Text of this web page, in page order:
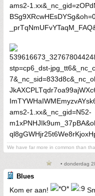
We have far more in common than
• donderdag
Blues
Kom er aan!